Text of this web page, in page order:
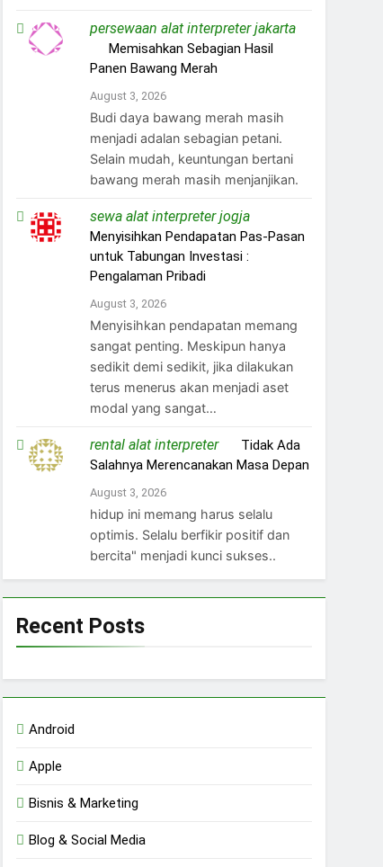
persewaan alat interpreter jakarta
Memisahkan Sebagian Hasil
Panen Bawang Merah
August 3, 2026
Budi daya bawang merah masih
menjadi adalan sebagian petani.
Selain mudah, keuntungan bertani
bawang merah masih menjanjikan.
sewa alat interpreter jogjaon
Menyisihkan Pendapatan Pas-Pasan
untuk Tabungan Investasi :
Pengalaman Pribadi
August 3, 2026
Menyisihkan pendapatan memang
sangat penting. Meskipun hanya
sedikit demi sedikit, jika dilakukan
terus menerus akan menjadi aset
modal yang sangat…
rental alat interpreteron Tidak Ada
Salahnya Merencanakan Masa Depan
August 3, 2026
hidup ini memang harus selalu
optimis. Selalu berfikir positif dan
bercita" menjadi kunci sukses..
Recent Posts
Android
Apple
Bisnis & Marketing
Blog & Social Media